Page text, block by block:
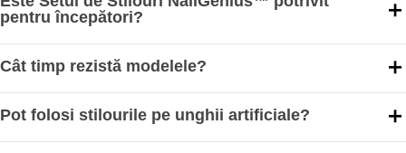
pentru începători?
Cât timp rezistă modelele?
Pot folosi stilourile pe unghii artificiale?